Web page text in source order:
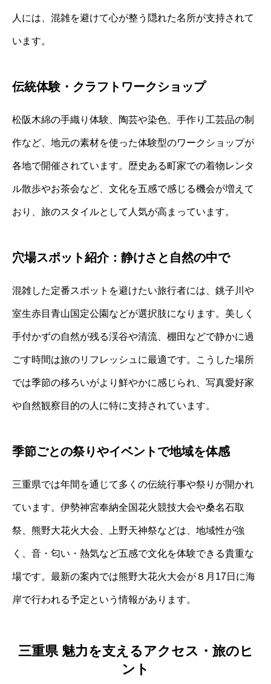
人には、混雑を避けて心が整う隠れた名所が支持されて
います。
伝統体験・クラフトワークショップ
松阪木綿の手織り体験、陶芸や染色、手作り工芸品の制
作など、地元の素材を使った体験型のワークショップが
各地で開催されています。歴史ある町家での着物レンタ
ル散歩やお茶会など、文化を五感で感じる機会が増えて
おり、旅のスタイルとして人気が高まっています。
穴場スポット紹介：静けさと自然の中で
混雑した定番スポットを避けたい旅行者には、銚子川や
室生赤目青山国定公園などが選択肢になります。美しく
手付かずの自然が残る渓谷や清流、棚田などで静かに過
ごす時間は旅のリフレッシュに最適です。こうした場所
では季節の移ろいがより鮮やかに感じられ、写真愛好家
や自然観察目的の人に特に支持されています。
季節ごとの祭りやイベントで地域を体感
三重県では年間を通じて多くの伝統行事や祭りが開かれ
ています。伊勢神宮奉納全国花火競技大会や桑名石取
祭、熊野大花火大会、上野天神祭などは、地域性が強
く、音・匂い・熱気など五感で文化を体験できる貴重な
場です。最新の案内では熊野大花火大会が８月17日に海
岸で行われる予定という情報があります。
三重県 魅力を支えるアクセス・旅のヒ
ント